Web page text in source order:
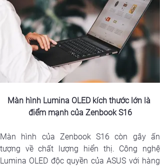
Màn hình Lumina OLED kích thước lớn là
điểm mạnh của Zenbook S16
Màn hình của Zenbook S16 còn gây ấn
tượng về chất lượng hiển thị. Công nghệ
Lumina OLED độc quyền của ASUS với hàng